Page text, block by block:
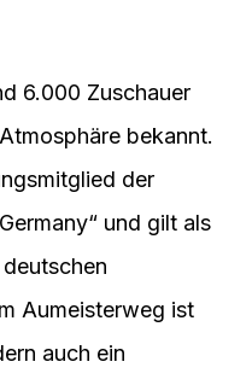
6.000 Zuschauer
bekannt.
der
und gilt als
Aumeisterweg ist
auch ein